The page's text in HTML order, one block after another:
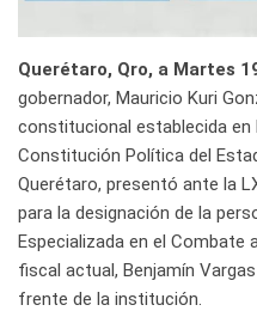
Querétaro, Qro, a Martes
gobernador, Mauricio Kuri
constitucional establecida
Constitución Política del
Querétaro, presentó ante la
para la designación de la
Especializada en el Combate
fiscal actual, Benjamín
frente de la institución.